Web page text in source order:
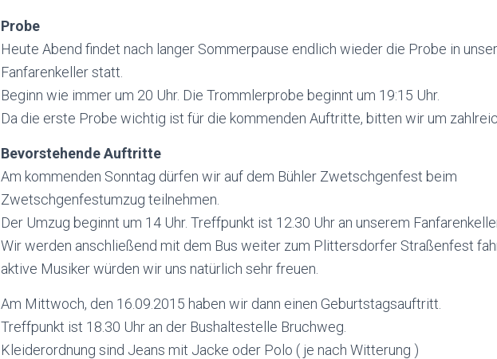
Probe
Heute Abend findet nach langer Sommerpause endlich wieder die Probe in
Fanfarenkeller statt.
Beginn wie immer um 20 Uhr. Die Trommlerprobe beginnt um 19:15 Uhr.
Da die erste Probe wichtig ist für die kommenden Auftritte, bitten wir um
Bevorstehende Auftritte
Am kommenden Sonntag dürfen wir auf dem Bühler Zwetschgenfest beim
Zwetschgenfestumzug teilnehmen.
Der Umzug beginnt um 14 Uhr. Treffpunkt ist 12.30 Uhr an unserem
Wir werden anschließend mit dem Bus weiter zum Plittersdorfer Straßenfest
aktive Musiker würden wir uns natürlich sehr freuen.
Am Mittwoch, den 16.09.2015 haben wir dann einen Geburtstagsauftritt.
Treffpunkt ist 18.30 Uhr an der Bushaltestelle Bruchweg.
Kleiderordnung sind Jeans mit Jacke oder Polo ( je nach Witterung )